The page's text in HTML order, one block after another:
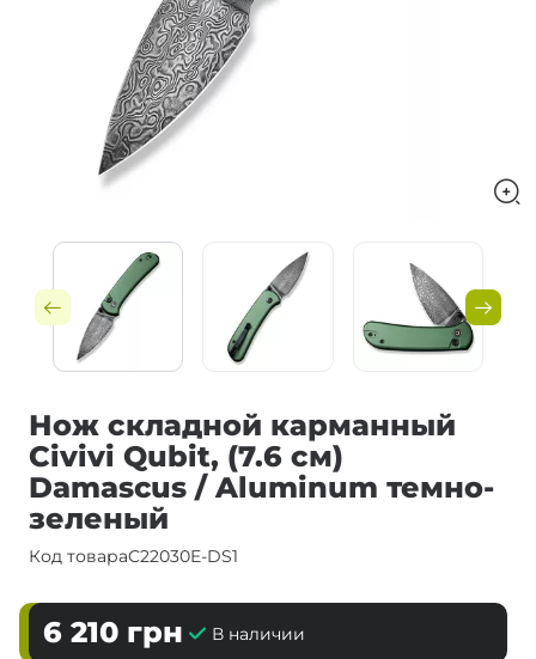
Нож складной карманный
Civivi Qubit, (7.6 см)
Damascus / Aluminum темно-
зеленый
Код товараC22030E-DS1
6 210 грн В наличии